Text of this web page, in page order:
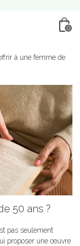
0
à une femme de
50 ans ?
pas seulement
proposer une œuvre